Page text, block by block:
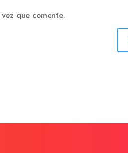
que comente.